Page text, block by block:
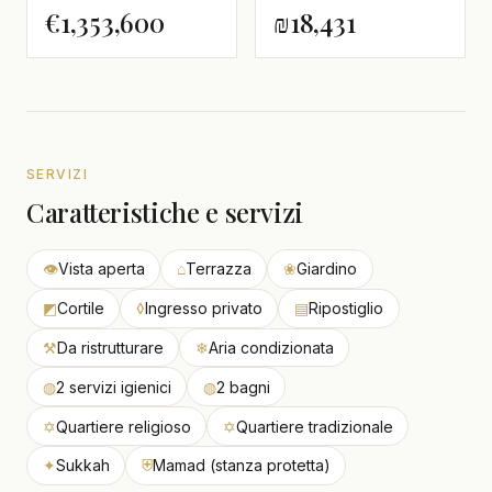
€1,353,600 ₪18,431
SERVIZI
Caratteristiche e servizi
👁Vista aperta ⌂Terrazza ❀Giardino
◩Cortile ◊Ingresso privato ▤Ripostiglio
⚒Da ristrutturare ❄Aria condizionata
◍2 servizi igienici ◍2 bagni
✡Quartiere religioso ✡Quartiere tradizionale
✦Sukkah ⛨Mamad (stanza protetta)